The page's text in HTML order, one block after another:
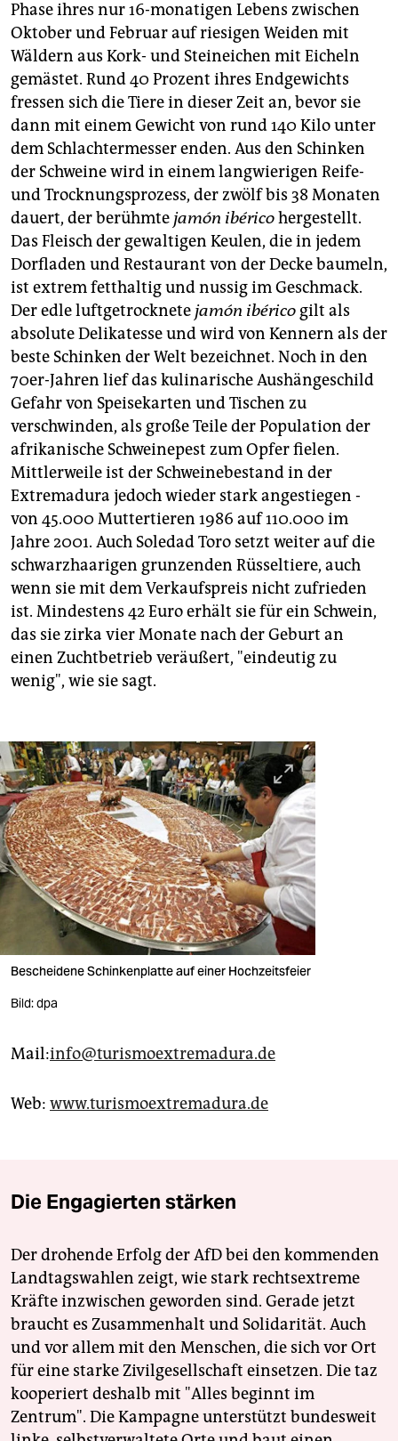
Phase ihres nur 16-monatigen Lebens zwischen
Oktober und Februar auf riesigen Weiden mit
Wäldern aus Kork- und Steineichen mit Eicheln
gemästet. Rund 40 Prozent ihres Endgewichts
fressen sich die Tiere in dieser Zeit an, bevor sie
dann mit einem Gewicht von rund 140 Kilo unter
dem Schlachtermesser enden. Aus den Schinken
der Schweine wird in einem langwierigen Reife-
und Trocknungsprozess, der zwölf bis 38 Monaten
dauert, der berühmte jamón ibéricohergestellt.
Das Fleisch der gewaltigen Keulen, die in jedem
Dorfladen und Restaurant von der Decke baumeln,
ist extrem fetthaltig und nussig im Geschmack.
Der edle luftgetrocknete jamón ibérico gilt als
absolute Delikatesse und wird von Kennern als der
beste Schinken der Welt bezeichnet. Noch in den
70er-Jahren lief das kulinarische Aushängeschild
Gefahr von Speisekarten und Tischen zu
verschwinden, als große Teile der Population der
afrikanische Schweinepest zum Opfer fielen.
Mittlerweile ist der Schweinebestand in der
Extremadura jedoch wieder stark angestiegen -
von 45.000 Muttertieren 1986 auf 110.000 im
Jahre 2001. Auch Soledad Toro setzt weiter auf die
schwarzhaarigen grunzenden Rüsseltiere, auch
wenn sie mit dem Verkaufspreis nicht zufrieden
ist. Mindestens 42 Euro erhält sie für ein Schwein,
das sie zirka vier Monate nach der Geburt an
einen Zuchtbetrieb veräußert, "eindeutig zu
wenig", wie sie sagt.
Bescheidene Schinkenplatte auf einer Hochzeitsfeier
Bild: dpa
Mail:info@turismoextremadura.de
Web: www.turismoextremadura.de
Die Engagierten stärken
Der drohende Erfolg der AfD bei den kommenden
Landtagswahlen zeigt, wie stark rechtsextreme
Kräfte inzwischen geworden sind. Gerade jetzt
braucht es Zusammenhalt und Solidarität. Auch
und vor allem mit den Menschen, die sich vor Ort
für eine starke Zivilgesellschaft einsetzen. Die taz
kooperiert deshalb mit "Alles beginnt im
Zentrum". Die Kampagne unterstützt bundesweit